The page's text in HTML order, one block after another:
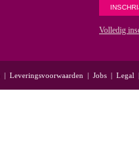
Volledig
| Leveringsvoorwaarden | Jobs | Legal